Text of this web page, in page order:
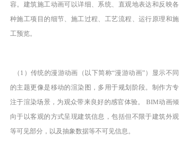
容。建筑施工动画可以详细、系统、直观地表达和反映各
种施工项目的细节、施工过程、工艺流程、运行原理和施
工预览。
（1）传统的漫游动画（以下简称“漫游动画”）显示不同
的主题更像是移动的渲染图，多用于规划阶段。制作方专
注于渲染场景，为观众带来良好的感官体验。 BIM动画倾
向于以客观的方式呈现建筑信息，包括但不限于建筑外观
等可见部分，以及抽象数据等不可见信息。